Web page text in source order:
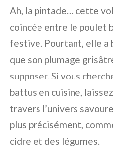
Ah, la pintade… cette
coincée entre le poulet
festive. Pourtant, elle a
que son plumage
supposer. Si vous
battus en cuisine,
travers l’univers
plus précisément,
cidre et des légumes.